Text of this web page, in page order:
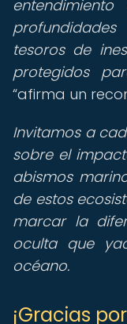
tesoros de
protegidos
afirma un
Invitamos a
sobre el
abismos
de estos
marcar la
oculta que
océano.
¡Gracias